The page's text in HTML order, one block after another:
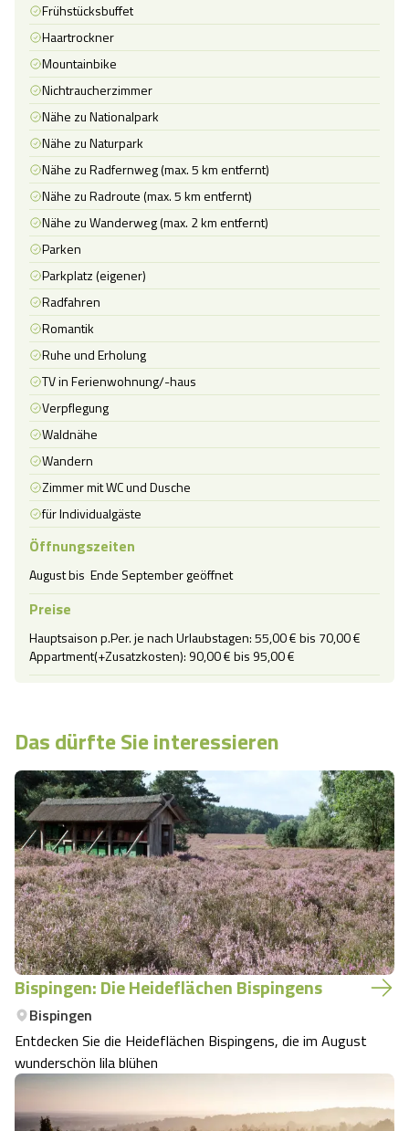
Das dürfte Sie interessieren
Bispingen: Die Heideflächen Bispingens
Bispingen
Entdecken Sie die Heideflächen Bispingens, die im August
wunderschön lila blühen
Frühstücksbuffet
Haartrockner
Mountainbike
Nichtraucherzimmer
Nähe zu Nationalpark
Nähe zu Naturpark
Nähe zu Radfernweg (max. 5 km entfernt)
Nähe zu Radroute (max. 5 km entfernt)
Nähe zu Wanderweg (max. 2 km entfernt)
Parken
Parkplatz (eigener)
Radfahren
Romantik
Ruhe und Erholung
TV in Ferienwohnung/-haus
Verpflegung
Waldnähe
Wandern
Zimmer mit WC und Dusche
für Individualgäste
Öffnungszeiten
August bis  Ende September geöffnet
Preise
Hauptsaison p.Per. je nach Urlaubstagen: 55,00 € bis 70,00 €
Appartment(+Zusatzkosten): 90,00 € bis 95,00 €